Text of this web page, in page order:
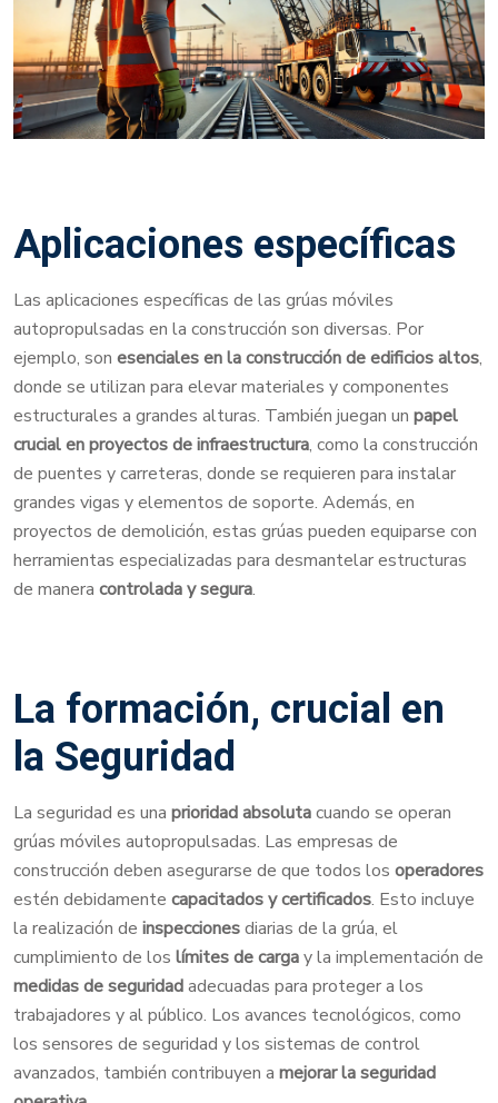
Aplicaciones específicas
Las aplicaciones específicas de las grúas móviles
autopropulsadas en la construcción son diversas. Por
ejemplo, son esenciales en la construcción de edificios altos,
donde se utilizan para elevar materiales y componentes
estructurales a grandes alturas. También juegan un papel
crucial en proyectos de infraestructura, como la construcción
de puentes y carreteras, donde se requieren para instalar
grandes vigas y elementos de soporte. Además, en
proyectos de demolición, estas grúas pueden equiparse con
herramientas especializadas para desmantelar estructuras
de manera controlada y segura.
La formación, crucial en
la Seguridad
La seguridad es una prioridad absolutacuando se operan
grúas móviles autopropulsadas. Las empresas de
construcción deben asegurarse de que todos los operadores
estén debidamente capacitados y certificados. Esto incluye
la realización de inspeccionesdiarias de la grúa, el
cumplimiento de los límites de cargay la implementación de
medidas de seguridadadecuadas para proteger a los
trabajadores y al público. Los avances tecnológicos, como
los sensores de seguridad y los sistemas de control
avanzados, también contribuyen a mejorar la seguridad